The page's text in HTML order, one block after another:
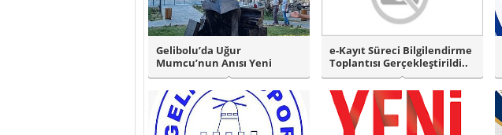
Gelibolu’da Uğur
Mumcu’nun Anısı Yeni
Parkta Yaşatılacak..
e-Kayıt Süreci Bilgilendirme
Toplantısı Gerçekleştirildi..